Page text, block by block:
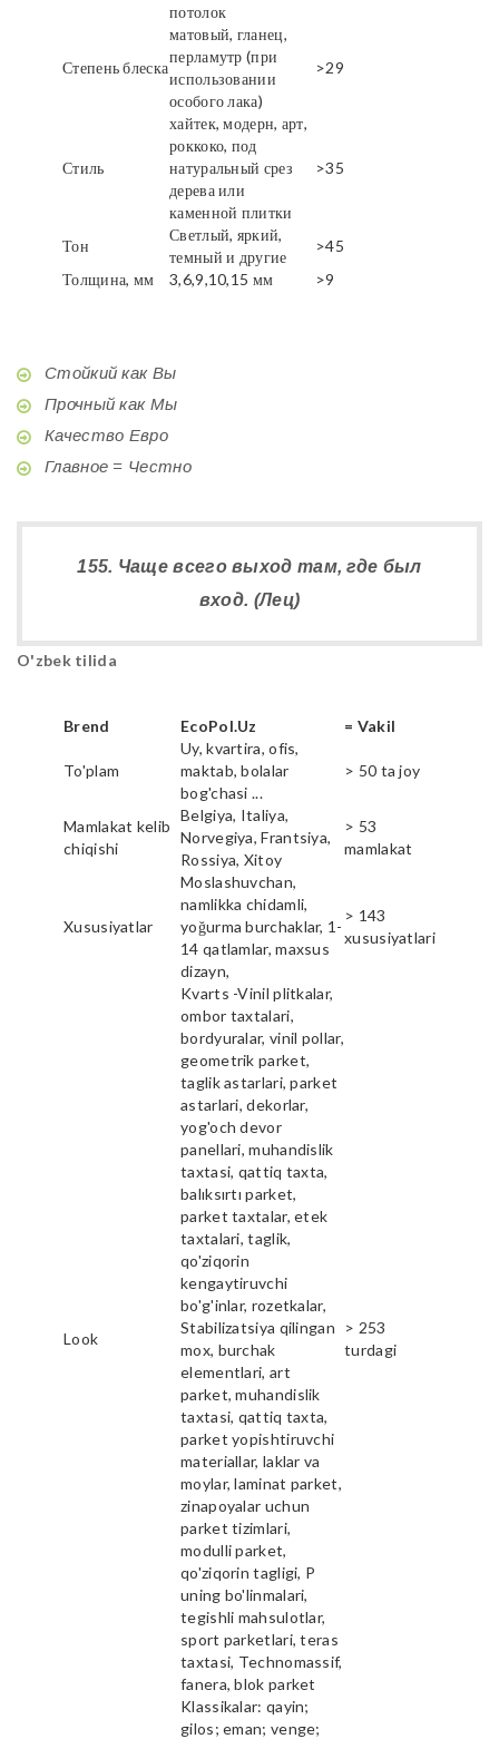
потолок
Степень блеска
матовый, гланец,
перламутр (при
использовании
особого лака)
>29
Стиль
хайтек, модерн, арт,
роккоко, под
натуральный срез
дерева или
каменной плитки
>35
Тон
Светлый, яркий,
темный и другие
>45
Толщина, мм
3,6,9,10,15 мм >9
Стойкий как Вы
Прочный как Мы
Качество Евро
Главное = Честно
155. Чаще всего выход там, где был
вход. (Лец)
O'zbek tilida
Brend EcoPol.Uz = Vakil
To'plam
Uy, kvartira, ofis,
maktab, bolalar
bog'chasi ...
> 50 ta joy
Mamlakat kelib
chiqishi
Belgiya, Italiya,
Norvegiya, Frantsiya,
Rossiya, Xitoy
> 53
mamlakat
Xususiyatlar
Moslashuvchan,
namlikka chidamli,
yoğurma burchaklar, 1-
14 qatlamlar, maxsus
dizayn,
> 143
xususiyatlari
Look
Kvarts -Vinil plitkalar,
ombor taxtalari,
bordyuralar, vinil pollar,
geometrik parket,
taglik astarlari, parket
astarlari, dekorlar,
yog'och devor
panellari, muhandislik
taxtasi, qattiq taxta,
balıksırtı parket,
parket taxtalar, etek
taxtalari, taglik,
qo'ziqorin
kengaytiruvchi
bo'g'inlar, rozetkalar,
Stabilizatsiya qilingan
mox, burchak
elementlari, art
parket, muhandislik
taxtasi, qattiq taxta,
parket yopishtiruvchi
materiallar, laklar va
moylar, laminat parket,
zinapoyalar uchun
parket tizimlari,
modulli parket,
qo'ziqorin tagligi, P
uning bo'linmalari,
tegishli mahsulotlar,
sport parketlari, teras
taxtasi, Technomassif,
fanera, blok parket
> 253
turdagi
Klassikalar: qayin;
gilos; eman; venge;